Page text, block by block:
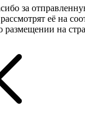
за
её на
размещении на